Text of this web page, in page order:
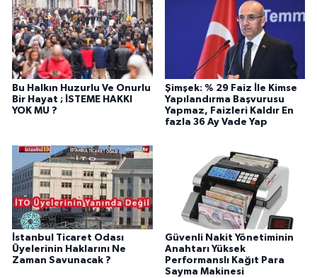
Bu Halkın Huzurlu Ve Onurlu
Bir Hayat ; İSTEME HAKKI
YOK MU ?
Şimşek: % 29 Faiz İle Kimse
Yapılandırma Başvurusu
Yapmaz, Faizleri Kaldır En
fazla 36 Ay Vade Yap
İstanbul Ticaret Odası
Üyelerinin Haklarını Ne
Zaman Savunacak ?
Güvenli Nakit Yönetiminin
Anahtarı Yüksek
Performanslı Kağıt Para
Sayma Makinesi